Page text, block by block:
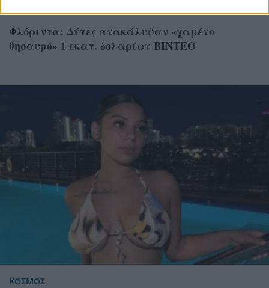
ΚΟΣΜΟΣ
Φλόριντα: Δύτες ανακάλυψαν «χαμένο
θησαυρό» 1 εκατ. δολαρίων ΒΙΝΤΕΟ
ΚΟΣΜΟΣ